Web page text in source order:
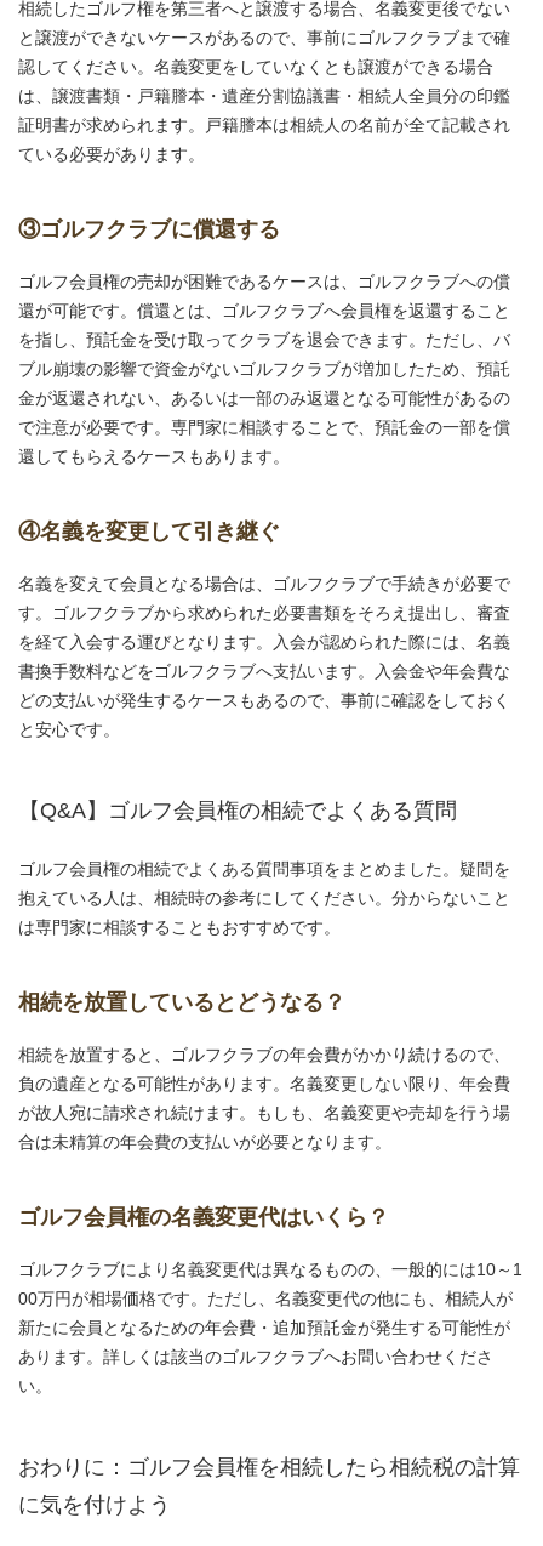
相続したゴルフ権を第三者へと譲渡する場合、名義変更後でない
と譲渡ができないケースがあるので、事前にゴルフクラブまで確
認してください。名義変更をしていなくとも譲渡ができる場合
は、譲渡書類・戸籍謄本・遺産分割協議書・相続人全員分の印鑑
証明書が求められます。戸籍謄本は相続人の名前が全て記載され
ている必要があります。
③ゴルフクラブに償還する
ゴルフ会員権の売却が困難であるケースは、ゴルフクラブへの償
還が可能です。償還とは、ゴルフクラブへ会員権を返還すること
を指し、預託金を受け取ってクラブを退会できます。ただし、バ
ブル崩壊の影響で資金がないゴルフクラブが増加したため、預託
金が返還されない、あるいは一部のみ返還となる可能性があるの
で注意が必要です。専門家に相談することで、預託金の一部を償
還してもらえるケースもあります。
④名義を変更して引き継ぐ
名義を変えて会員となる場合は、ゴルフクラブで手続きが必要で
す。ゴルフクラブから求められた必要書類をそろえ提出し、審査
を経て入会する運びとなります。入会が認められた際には、名義
書換手数料などをゴルフクラブへ支払います。入会金や年会費な
どの支払いが発生するケースもあるので、事前に確認をしておく
と安心です。
【Q&A】ゴルフ会員権の相続でよくある質問
ゴルフ会員権の相続でよくある質問事項をまとめました。疑問を
抱えている人は、相続時の参考にしてください。分からないこと
は専門家に相談することもおすすめです。
相続を放置しているとどうなる？
相続を放置すると、ゴルフクラブの年会費がかかり続けるので、
負の遺産となる可能性があります。名義変更しない限り、年会費
が故人宛に請求され続けます。もしも、名義変更や売却を行う場
合は未精算の年会費の支払いが必要となります。
ゴルフ会員権の名義変更代はいくら？
ゴルフクラブにより名義変更代は異なるものの、一般的には10～1
00万円が相場価格です。ただし、名義変更代の他にも、相続人が
新たに会員となるための年会費・追加預託金が発生する可能性が
あります。詳しくは該当のゴルフクラブへお問い合わせくださ
い。
おわりに：ゴルフ会員権を相続したら相続税の計算
に気を付けよう